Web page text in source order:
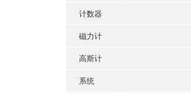
计数器
磁力计
高斯计
系统